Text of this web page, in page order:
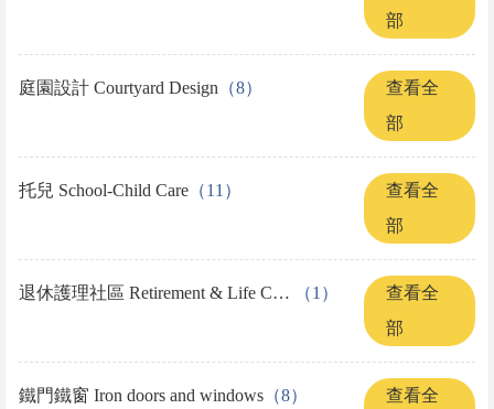
部
庭園設計 Courtyard Design （8）
查看全
部
托兒 School-Child Care （11）
查看全
部
退休護理社區 Retirement & Life Cared Communities （1）
查看全
部
鐵門鐵窗 Iron doors and windows （8）
查看全